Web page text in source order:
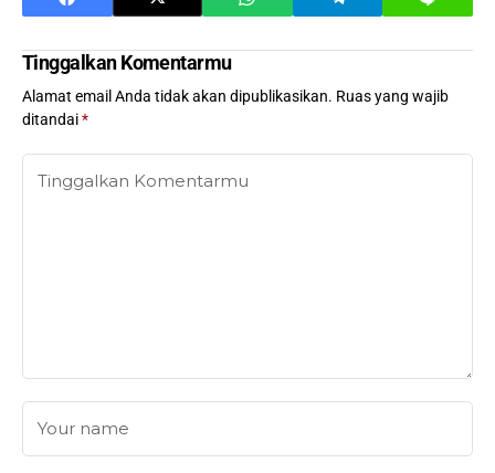
Tinggalkan Komentarmu
Alamat email Anda tidak akan dipublikasikan. Ruas yang wajib
ditandai*